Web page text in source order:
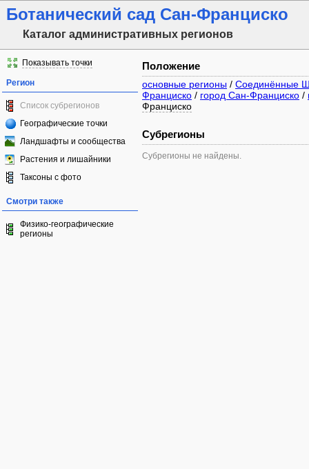
Ботанический сад Сан-Франциско
Каталог административных регионов
Показывать точки
Регион
Список субрегионов
Географические точки
Ландшафты и сообщества
Растения и лишайники
Таксоны с фото
Смотри также
Физико-географические
регионы
Положение
основные регионы / Соединённые
Франциско / город Сан-Франциско /
Франциско
Субрегионы
Субрегионы не найдены.